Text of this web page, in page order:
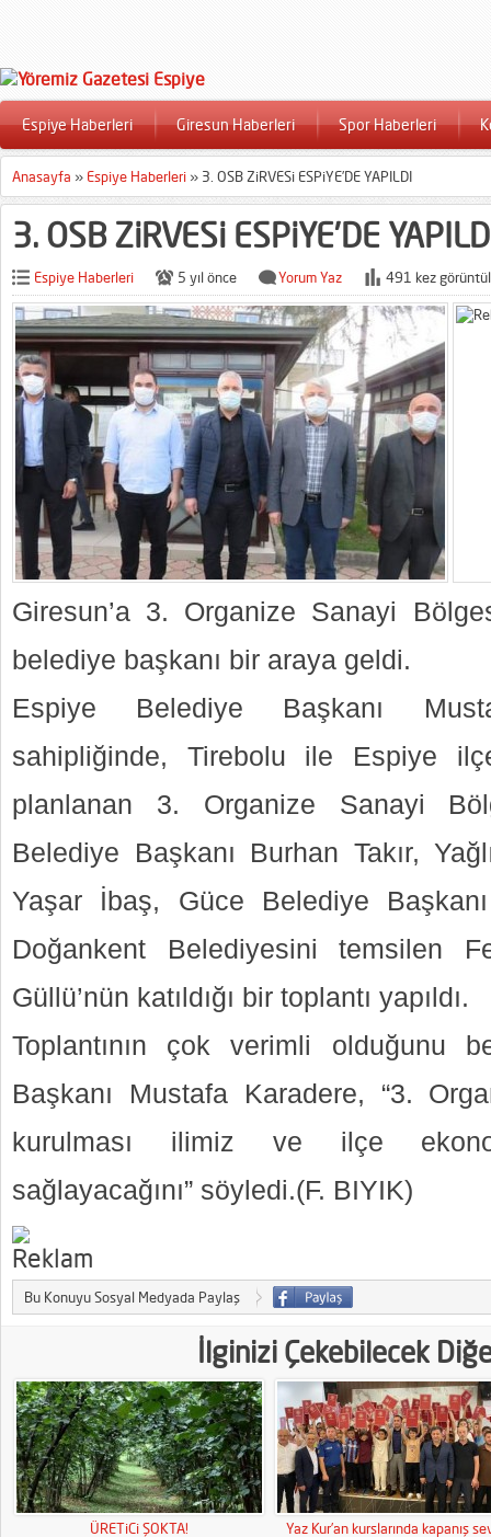
Espiye Haberleri Giresun Haberleri Spor Haberleri
Anasayfa » Espiye Haberleri » 3. OSB ZiRVESi ESPiYE’DE YAPILDI
3. OSB ZiRVESi ESPiYE’DE
Espiye Haberleri 5 yıl önce Yorum Yaz 491 kez
Giresun’a 3. Organize Sanayi
belediye başkanı bir araya geldi.
Espiye Belediye Başkanı
sahipliğinde, Tirebolu ile Espiye
planlanan 3. Organize Sanayi
Belediye Başkanı Burhan Takır,
Yaşar İbaş, Güce Belediye
Doğankent Belediyesini temsilen
Güllü’nün katıldığı bir toplantı yapıldı.
Toplantının çok verimli olduğunu
Başkanı Mustafa Karadere, “3.
kurulması ilimiz ve ilçe
sağlayacağını” söyledi.(F. BIYIK)
Bu Konuyu Sosyal Medyada Paylaş
İlginizi Çekebilecek
ÜRETiCi ŞOKTA! Yaz Kur’an kurslarında kapanış